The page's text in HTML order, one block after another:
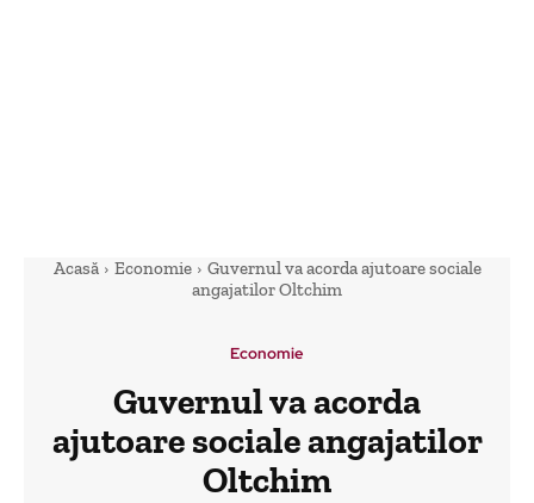
Acasă Economie
Guvernul va acorda ajutoare sociale
angajatilor Oltchim
Economie
Guvernul va acorda
ajutoare sociale angajatilor
Oltchim